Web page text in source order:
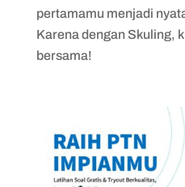
pertamamu menjadi
Karena dengan Skuling,
bersama!